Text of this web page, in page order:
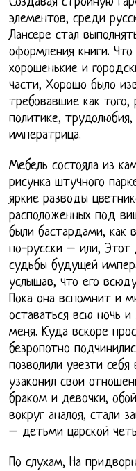
элементов, среди
Лансере стал
оформления книги.
хорошенькие и
части, Хорошо было
требовавшие как
политике,
императрица.
Мебель состояла из
рисунка штучного
яркие разводы
расположенных под
были бастардами, как
по-русски – или,
судьбы будущей
услышав, что его
Пока она вспомнит и
оставаться всю ночь
меня. Куда вскоре
безропотно
позволили увезти
узаконил свои
браком и девочки,
вокруг аналоя, стали
– детьми царской
По слухам, На